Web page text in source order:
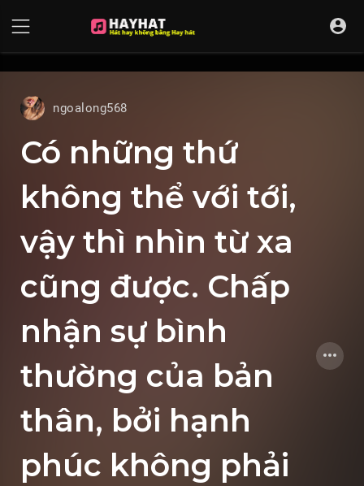
ngoalong568
Có những thứ
không thể với tới,
vậy thì nhìn từ xa
cũng được. Chấp
nhận sự bình
thường của bản
thân, bởi hạnh
phúc không phải